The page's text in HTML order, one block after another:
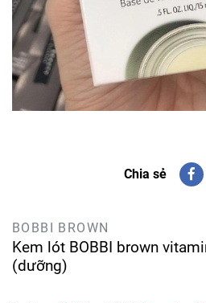
Chia sẻ
BOBBI BROWN
Kem lót BOBBI brown
(dưỡng)